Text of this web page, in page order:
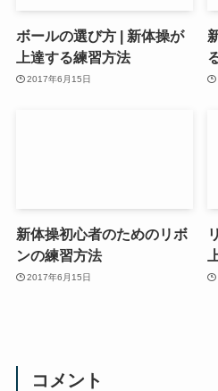
ボールの選び方 | 新体操が
上達する練習方法
2017年6月15日
新体操初心者のためのリボ
ンの練習方法
2017年6月15日
コメント